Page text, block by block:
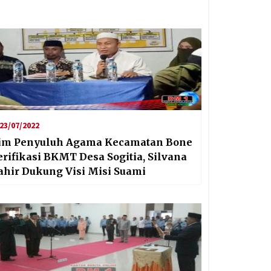
07/2022
Penyuluh Agama Kecamatan Bone
BKMT Desa Sogitia, Silvana
Dukung Visi Misi Suami